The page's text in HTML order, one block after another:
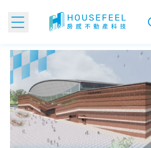
南台南副都心懶人包！南台南副都心機